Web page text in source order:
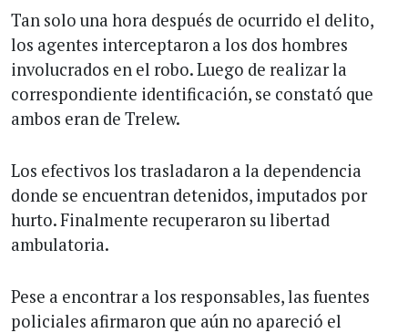
Tan solo una hora después de ocurrido el delito,
los agentes interceptaron a los dos hombres
involucrados en el robo. Luego de realizar la
correspondiente identificación, se constató que
ambos eran de Trelew.
Los efectivos los trasladaron a la dependencia
donde se encuentran detenidos, imputados por
hurto. Finalmente recuperaron su libertad
ambulatoria.
Pese a encontrar a los responsables, las fuentes
policiales afirmaron que aún no apareció el